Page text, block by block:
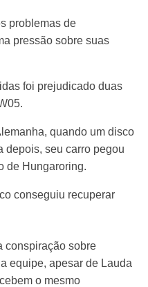
problemas de
pressão sobre suas
foi prejudicado duas
quando um disco
depois, seu carro pegou
de Hungaroring.
conseguiu recuperar
conspiração sobre
equipe, apesar de Lauda
o mesmo